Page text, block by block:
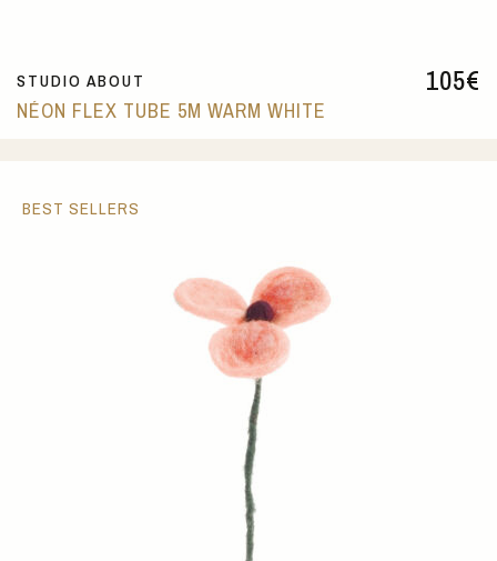
105€
STUDIO ABOUT
NÉON FLEX TUBE 5M WARM WHITE
BEST SELLERS